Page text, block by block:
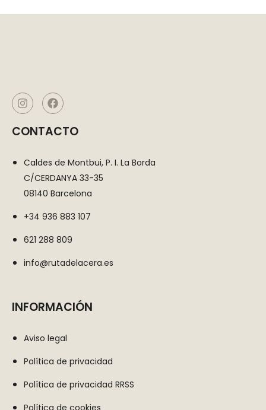
CONTACTO
Caldes de Montbui, P. I. La Borda
C/CERDANYA 33-35
08140 Barcelona
+34 936 883 107
621 288 809
info@rutadelacera.es
INFORMACIÓN
Aviso legal
Política de privacidad
Política de privacidad RRSS
Política de cookies